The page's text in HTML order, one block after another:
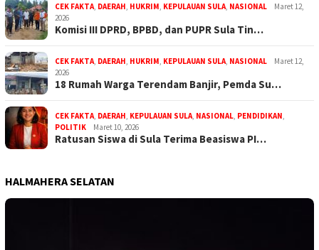
CEK FAKTA, DAERAH, HUKRIM, KEPULAUAN SULA, NASIONAL
Maret 12,
2026
Komisi III DPRD, BPBD, dan PUPR Sula Tin…
CEK FAKTA, DAERAH, HUKRIM, KEPULAUAN SULA, NASIONAL
Maret 12,
2026
18 Rumah Warga Terendam Banjir, Pemda Su…
CEK FAKTA, DAERAH, KEPULAUAN SULA, NASIONAL, PENDIDIKAN,
POLITIK
Maret 10, 2026
Ratusan Siswa di Sula Terima Beasiswa PI…
HALMAHERA SELATAN